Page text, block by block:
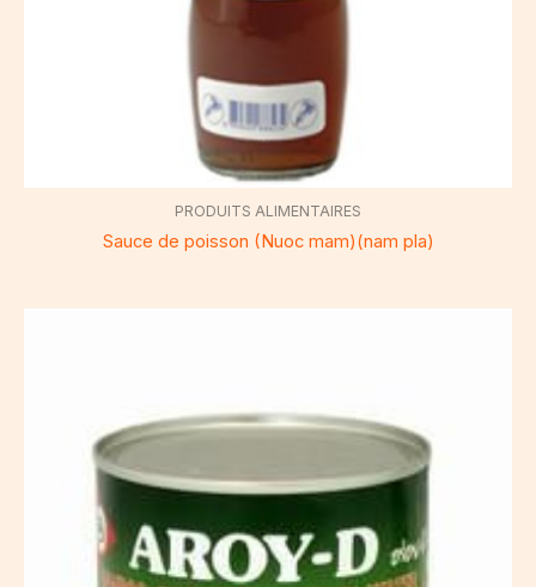
PRODUITS ALIMENTAIRES
Sauce de poisson (Nuoc mam)(nam pla)